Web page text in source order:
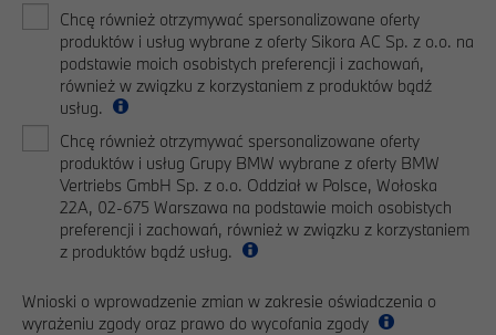
Chcę również otrzymywać spersonalizowane oferty
produktów i usług wybrane z oferty Sikora AC Sp. z o.o. na
podstawie moich osobistych preferencji i zachowań,
również w związku z korzystaniem z produktów bądź
usług.
Chcę również otrzymywać spersonalizowane oferty
produktów i usług Grupy BMW wybrane z oferty BMW
Vertriebs GmbH Sp. z o.o. Oddział w Polsce, Wołoska
22A, 02-675 Warszawa na podstawie moich osobistych
preferencji i zachowań, również w związku z korzystaniem
z produktów bądź usług.
Wnioski o wprowadzenie zmian w zakresie oświadczenia o
wyrażeniu zgody oraz prawo do wycofania zgody